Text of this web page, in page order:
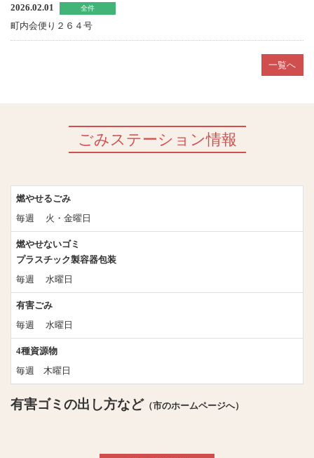
2026.02.01 全件
町内会便り２６４号
一覧へ
ごみステーション情報
燃やせるごみ
毎週 火・金曜日
燃やせないゴミ
プラスチック製容器包装
毎週 水曜日
有害ごみ
毎週 水曜日
4種資源物
毎週 木曜日
有害ゴミの出し方など （市のホームページへ）